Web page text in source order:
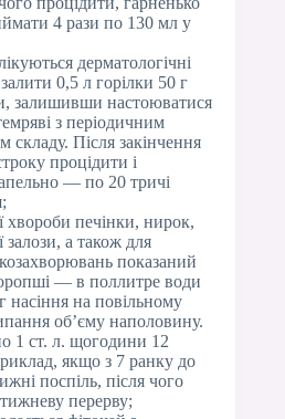
4 рази по 130 мл у
дерматологічні
0,5 л горілки 50 г
залишивши настоюватися
з періодичним
складу. Після закінчення
процідити і
— по 20 тричі
хвороби печінки, нирок,
залози, а також для
показаний
— в поллитре води
насіння на повільному
об’єму наполовину.
1 ст. л. щогодини 12
якщо з 7 ранку до
поспіль, після чого
перерву;